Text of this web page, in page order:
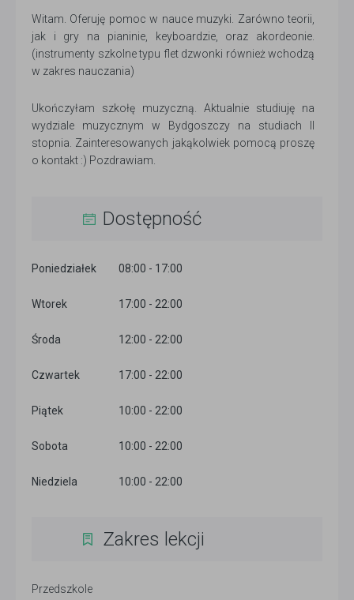
Witam. Oferuję pomoc w nauce muzyki. Zarówno teorii,
jak i gry na pianinie, keyboardzie, oraz akordeonie.
(instrumenty szkolne typu flet dzwonki również wchodzą
w zakres nauczania)
Ukończyłam szkołę muzyczną. Aktualnie studiuję na
wydziale muzycznym w Bydgoszczy na studiach II
stopnia. Zainteresowanych jakąkolwiek pomocą proszę
o kontakt :) Pozdrawiam.
Dostępność
Poniedziałek 08:00 - 17:00
Wtorek 17:00 - 22:00
Środa 12:00 - 22:00
Czwartek 17:00 - 22:00
Piątek 10:00 - 22:00
Sobota 10:00 - 22:00
Niedziela 10:00 - 22:00
Zakres lekcji
Przedszkole